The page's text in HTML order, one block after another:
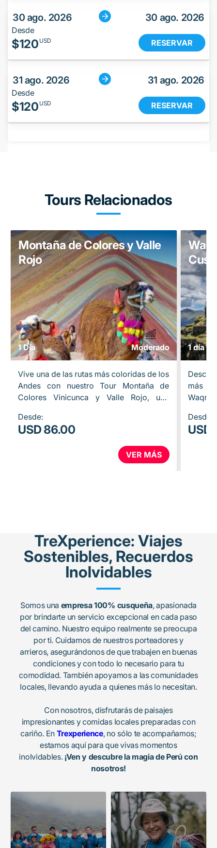
30 ago. 2026 30 ago. 2026
Desde
$120 USD RESERVAR
31 ago. 2026 31 ago. 2026
Desde
$120 USD RESERVAR
Tours Relacionados
Montaña de Colores y Valle
Rojo
1 Día Moderado
Vive una de las rutas más coloridas de los
Andes con nuestro Tour Montaña de
Colores Vinicunca y Valle Rojo, una
de altura, cultura local,…
Desde:
USD 86.00
VER MÁS
1 día
más
Desde:
USD
TreXperience: Viajes
Sostenibles, Recuerdos
Inolvidables
Somos una empresa 100% cusqueña, apasionada
por brindarte un servicio excepcional en cada paso
del camino. Nuestro equipo realmente se preocupa
por ti. Cuidamos de nuestros porteadores y
arrieros, asegurándonos de que trabajen en buenas
condiciones y con todo lo necesario para tu
comodidad. También apoyamos a las comunidades
locales, llevando ayuda a quienes más lo necesitan.
Con nosotros, disfrutarás de paisajes
impresionantes y comidas locales preparadas con
cariño. En Trexperience, no sólo te acompañamos;
estamos aquí para que vivas momentos
inolvidables. ¡Ven y descubre la magia de Perú con
nosotros!